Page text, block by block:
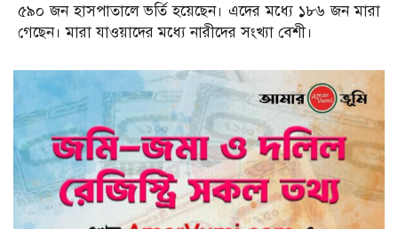
৫৯০ জন হাসপাতালে ভর্তি হয়েছেন। এদের মধ্যে ১৮৬ জন মারা
গেছেন। মারা যাওয়াদের মধ্যে নারীদের সংখ্যা বেশী।